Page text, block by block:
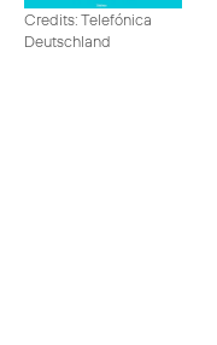
Credits: Telefónica
Deutschland